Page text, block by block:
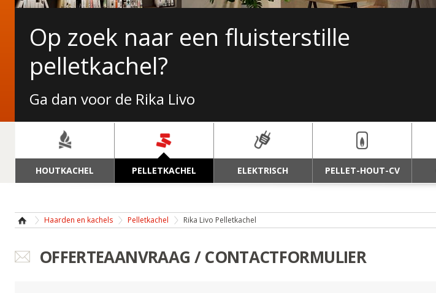
NORDICFIRE FINN SPEKSTEEN
Wat Finn u ervan?
Op zoek naar een fluisterstille
pelletkachel?
Ga dan voor de Rika Livo
NAVIGATIE
HOUTKACHEL PELLETKACHEL ELEKTRISCH PELLET-HOUT-CV
Haarden en kachels Pelletkachel Rika Livo Pelletkachel
OFFERTEAANVRAAG / CONTACTFORMULIER